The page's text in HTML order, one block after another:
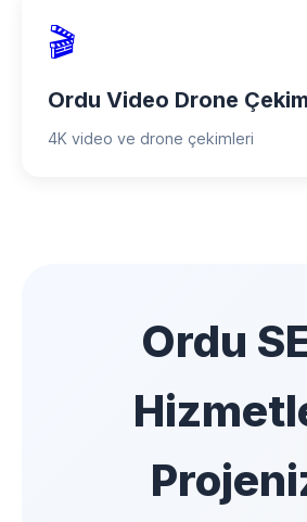
🎬
Ordu Video Drone
4K video ve drone çekimleri
Ordu